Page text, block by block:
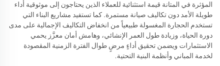
المؤثرة في المتانة قيمة استثنائية للعملاء الذين يحتاجون إلى موثوقية أداء
طويلة الأمد دون تكاليف صيانة مستمرة. كما تستفيد مشاريع البناء التي
تستخدم الحجارة المغسولة طبيعياً من انخفاض التكاليف الإجمالية على مدى
دورة الحياة، وزيادة طول العمر الإنشائي، وهامش أمان معزَّز يحمي
الاستثمارات ويضمن تحقيق أداءٍ مرضٍ طوال الفترة الزمنية المقصودة
لخدمة المباني وأنظمة البنية التحتية.